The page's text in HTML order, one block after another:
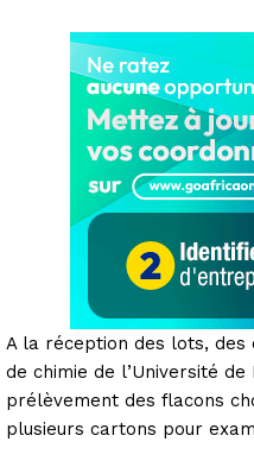
A la réception des lots,
de chimie de l’Université
prélèvement des flacons
plusieurs cartons pour